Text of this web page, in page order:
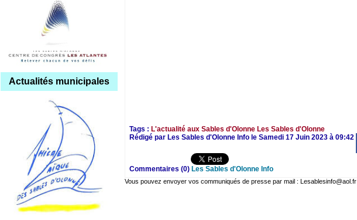
Actualités municipales
Tags : L'actualité aux Sables d'Olonne Les Sables d'Olonne
Rédigé par Les Sables d'Olonne Info le Samedi 17 Juin 2023 à 09:42
Commentaires (0) Les Sables d'Olonne Info
Vous pouvez envoyer vos communiqués de presse par mail : Lesablesinfo@aol.fr